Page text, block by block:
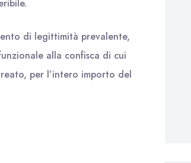
di legittimità prevalente,
alla confisca di cui
per l’intero importo del